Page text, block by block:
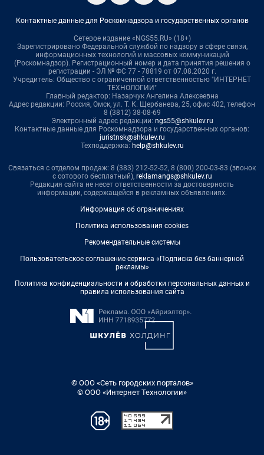
Контактные данные для Роскомнадзора и государственных органов
Сетевое издание «NGS55.RU» (18+)
Зарегистрировано Федеральной службой по надзору в сфере связи,
информационных технологий и массовых коммуникаций
(Роскомнадзор). Регистрационный номер и дата принятия решения о
регистрации - ЭЛ № ФС 77 - 78819 от 07.08.2020 г.
Учредитель: Общество с ограниченной ответственностью "ИНТЕРНЕТ
ТЕХНОЛОГИИ"
Главный редактор: Назарчук Ангелина Алексеевна
Адрес редакции: Россия, Омск, ул. Т. К. Щербанева, 25, офис 402, телефон
8 (3812) 38-08-69
Электронный адрес редакции: ngs55@shkulev.ru
Контактные данные для Роскомнадзора и государственных органов:
juristnsk@shkulev.ru
Техподдержка: help@shkulev.ru
Связаться с отделом продаж: 8 (383) 212-52-52, 8 (800) 200-03-83 (звонок
с сотового бесплатный), reklamangs@shkulev.ru
Редакция сайта не несет ответственности за достоверность
информации, содержащейся в рекламных объявлениях.
Информация об ограничениях
Политика использования cookies
Рекомендательные системы
Пользовательское соглашение сервиса «Подписка без баннерной
рекламы»
Политика конфиденциальности и обработки персональных данных и
правила использования сайта
© ООО «Сеть городских порталов»
© ООО «Интернет Технологии»